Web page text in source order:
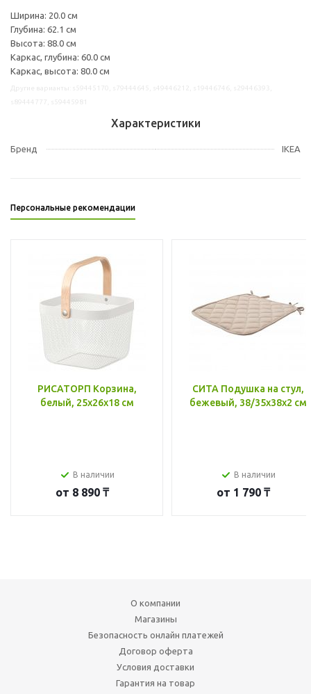
Ширина: 20.0 см
Глубина: 62.1 см
Высота: 88.0 см
Каркас, глубина: 60.0 см
Каркас, высота: 80.0 см
Характеристики
Бренд IKEA
Персональные рекомендации
РИСАТОРП Корзина,
белый, 25x26x18 см
В наличии
от 8 890 ₸
СИТА Подушка на стул,
бежевый, 38/35x38x2 см
В наличии
от 1 790 ₸
О компании
Магазины
Безопасность онлайн платежей
Договор оферта
Условия доставки
Гарантия на товар